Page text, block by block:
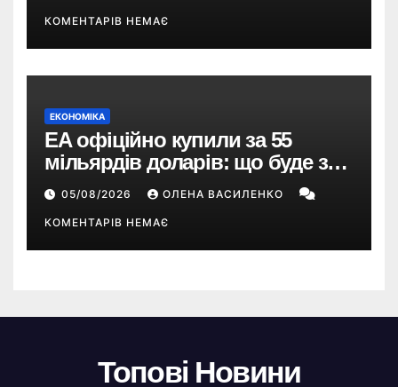
КОМЕНТАРІВ НЕМАЄ
ЕКОНОМІКА
EA офіційно купили за 55
мільярдів доларів: що буде з
EA Sports FC, Battlefield і The
Sims
05/08/2026 ОЛЕНА ВАСИЛЕНКО
КОМЕНТАРІВ НЕМАЄ
Топові Новини